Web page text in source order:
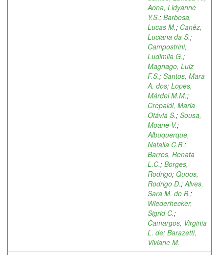
Aona, Lidyanne
Y.S.; Barbosa,
Lucas M.; Canêz,
Luciana da S.;
Campostrini,
Ludimila G.;
Magnago, Luiz
F.S.; Santos, Mara
A. dos; Lopes,
Márdel M.M.;
Crepaldi, Maria
Otávia S.; Sousa,
Moane V.;
Albuquerque,
Natalia C.B.;
Barros, Renata
L.C.; Borges,
Rodrigo; Quoos,
Rodrigo D.;Alves,
Sara M. de B.;
Wiederhecker,
Sigrid C.;
Camargos, Virginia
L. de; Barazetti,
Viviane M.